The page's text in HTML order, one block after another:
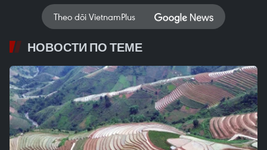
Theo dõi VietnamPlus
НОВОСТИ ПО ТЕМЕ